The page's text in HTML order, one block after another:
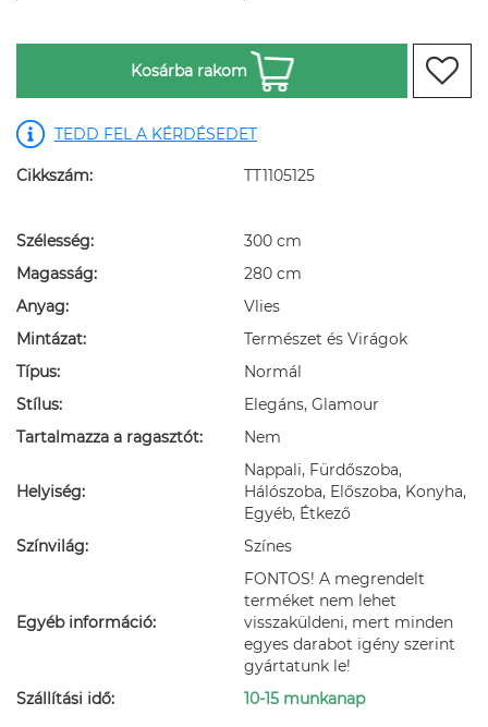
Kosárba rakom
TEDD FEL A KÉRDÉSEDET
Cikkszám: TT1105125
Szélesség:
300 cm
Magasság:
280 cm
Anyag:
Vlies
Mintázat:
Természet és Virágok
Típus:
Normál
Stílus:
Elegáns, Glamour
Tartalmazza a ragasztót:
Nem
Helyiség:
Nappali, Fürdőszoba,
Hálószoba, Előszoba, Konyha,
Egyéb, Étkező
Színvilág:
Színes
Egyéb információ:
FONTOS! A megrendelt
terméket nem lehet
visszaküldeni, mert minden
egyes darabot igény szerint
gyártatunk le!
Szállítási idő:
10-15 munkanap